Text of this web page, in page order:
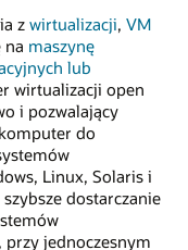
z wirtualizacji, VM
na maszynę
lub
wirtualizacji open
i pozwalający
do
Linux, Solaris i
dostarczanie
jednoczesnym